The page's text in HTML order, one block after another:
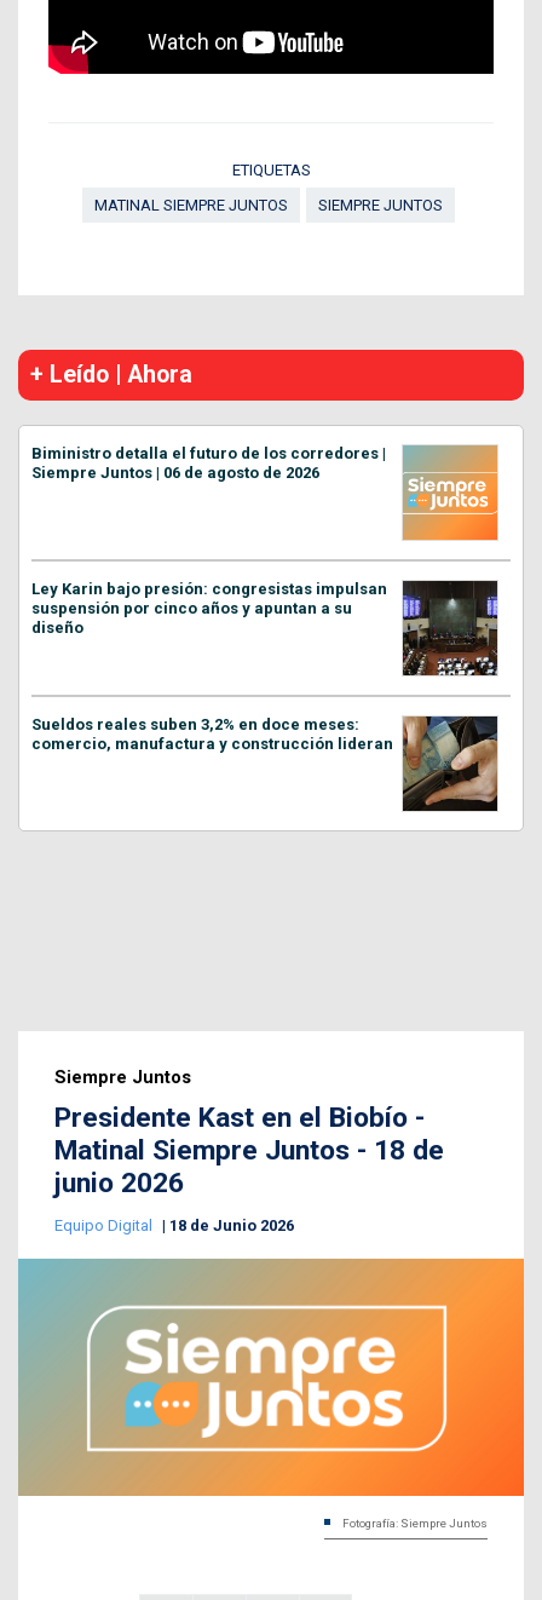
ETIQUETAS
MATINAL SIEMPRE JUNTOS
SIEMPRE JUNTOS
+ Leído | Ahora
Biministro detalla el futuro de los corredores |
Siempre Juntos | 06 de agosto de 2026
Ley Karin bajo presión: congresistas impulsan
suspensión por cinco años y apuntan a su
diseño
Sueldos reales suben 3,2% en doce meses:
comercio, manufactura y construcción lideran
Siempre Juntos
Presidente Kast en el Biobío -
Matinal Siempre Juntos - 18 de
junio 2026
Equipo Digital 18 de Junio 2026
Fotografía: Siempre Juntos